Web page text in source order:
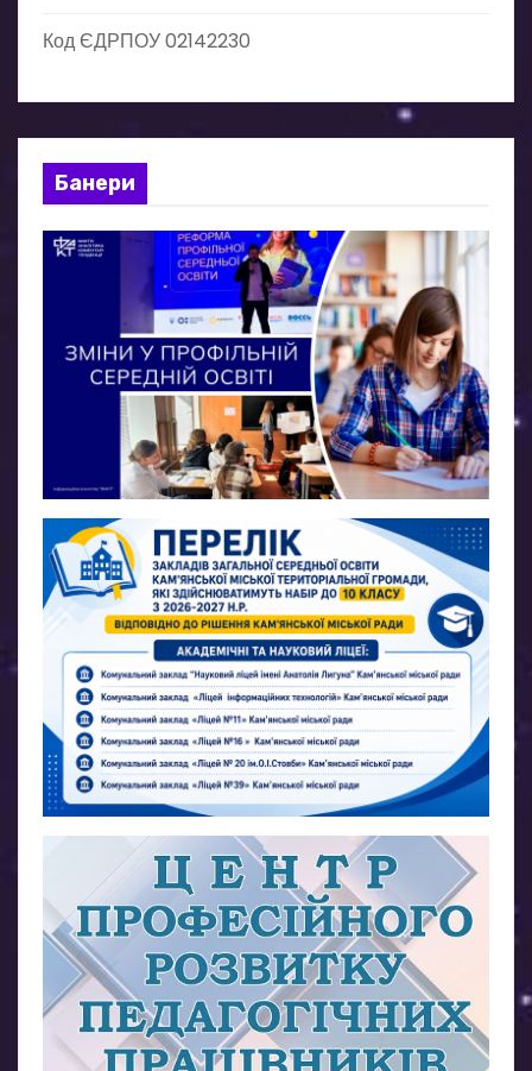
Код ЄДРПОУ 02142230
Банери